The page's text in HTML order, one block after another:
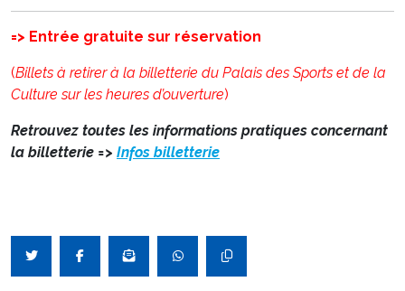
=> Entrée gratuite sur réservation
(Billets à retirer à la billetterie du Palais des Sports et de la
Culture sur les heures d’ouverture)
Retrouvez toutes les informations pratiques concernant
la billetterie => Infos billetterie